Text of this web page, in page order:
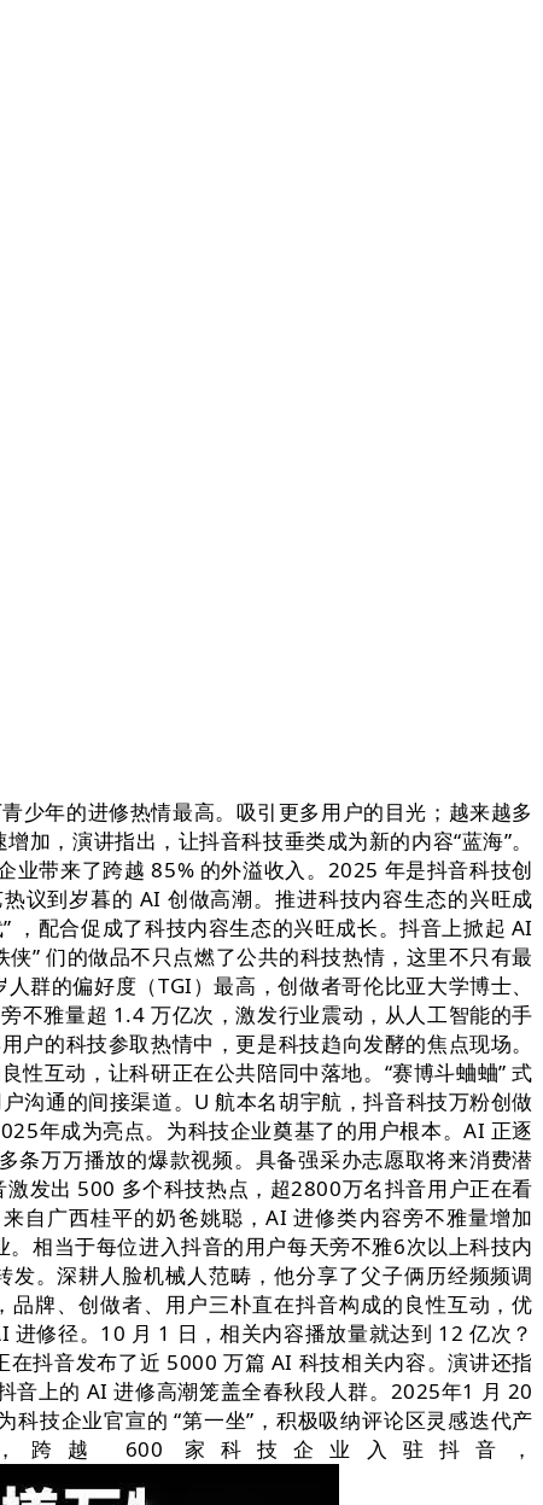
年的进修热情最高。吸引更多用户的目光；越来越多
，演讲指出，让抖音科技垂类成为新的内容“蓝海”。
业带来了跨越 85% 的外溢收入。2025 年是抖音科技创
议到岁暮的 AI 创做高潮。推进科技内容生态的兴旺成
，配合促成了科技内容生态的兴旺成长。抖音上掀起 AI
” 们的做品不只点燃了公共的科技热情，这里不只有最
群的偏好度（TGI）最高，创做者哥伦比亚大学博士、
不雅量超 1.4 万亿次，激发行业震动，从人工智能的手
的科技参取热情中，更是科技趋向发酵的焦点现场。
互动，让科研正在公共陪同中落地。“赛博斗蛐蛐” 式
沟通的间接渠道。U 航本名胡宇航，抖音科技万粉创做
年成为亮点。为科技企业奠基了的用户根本。AI 正逐
条万万播放的爆款视频。具备强采办志愿取将来消费潜
发出 500 多个科技热点，超2800万名抖音用户正在看
自广西桂平的奶爸姚聪，AI 进修类内容旁不雅量增加
相当于每位进入抖音的用户每天旁不雅6次以上科技内
。深耕人脸机械人范畴，他分享了父子俩历经频频调
牌、创做者、用户三朴直在抖音构成的良性互动，优
修径。10 月 1 日，相关内容播放量就达到 12 亿次？
抖音发布了近 5000 万篇 AI 科技相关内容。演讲还指
音上的 AI 进修高潮笼盖全春秋段人群。2025年1 月 20
技企业官宣的 “第一坐”，积极吸纳评论区灵感迭代产
越 600 家科技企业入驻抖音，